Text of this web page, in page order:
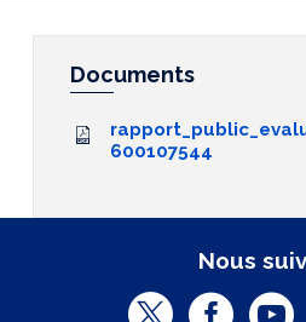
Documents
600107544
Nous
T
F